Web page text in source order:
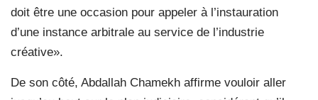
doit être une occasion pour appeler à l’instauration
d’une instance arbitrale au service de l’industrie
créative».
De son côté, Abdallah Chamekh affirme vouloir aller